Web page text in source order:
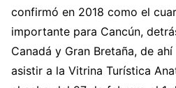
confirmó en 2018 como el
importante para Cancún,
Canadá y Gran Bretaña, de
asistir a la Vitrina Turística